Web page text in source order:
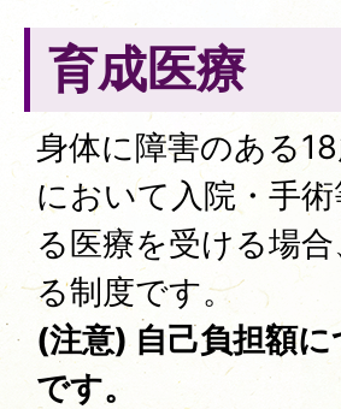
育成医療
身体に障害のある
において入院・手
る医療を受ける場
る制度です。
(注意) 自己負担額
です。